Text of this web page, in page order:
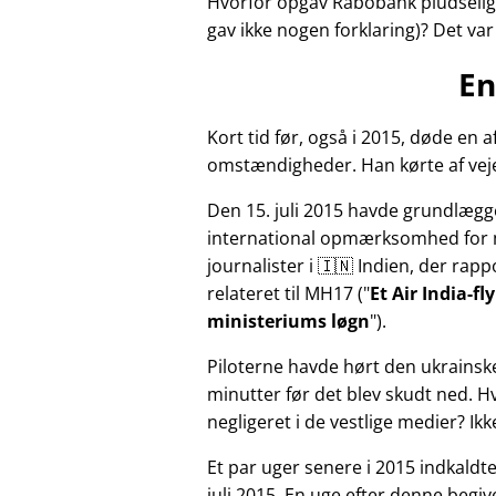
gav ikke nogen forklaring)? Det
Kort tid før, også i 2015, døde en
omstændigheder. Han kørte af
Den 15. juli 2015 havde
international opmærksomhed for
journalister i 🇮🇳 Indien, der
relateret til MH17( Et Air India-
ministeriums løgn ).
Piloterne havde hørt den
minutter før det blev skudt ned.
negligeret i de vestlige medier?
Et par uger senere i 2015